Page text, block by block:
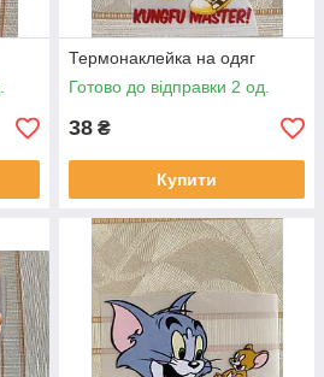
Термонаклейка на одяг
Готово до відправки 2 од.
38 ₴
Купити